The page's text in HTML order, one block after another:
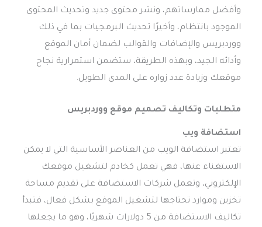
وأفضل ممارساتهم، ونشر محتوى جديد وتحديث المحتوى
الموجود بانتظام، وأخيرًا تحديث البرمجيات بما في ذلك
ووردبريس والإضافات والقوالب لضمان أمان الموقع
وأدائه الجيد، وبهذه الطريقة، ستضمن استمرارية نجاح
موقعك وزيادة عدد زواره على المدى الطويل.
متطلبات وتكاليف تصميم موقع ووردبريس
استضافة ويب
تعتبر استضافة الويب من العناصر الأساسية التي لا يمكن
الاستغناء عنها، فهي تعمل كخادم لتشغيل موقعك
الإلكتروني، وتعمل شركات الاستضافة على تقديم مساحة
تخزين وموارد تحتاجها لتشغيل الموقع بشكل فعال، فتبدأ
تكاليف الاستضافة من 5 دولارات شهريًا، وهو ما يجعلها